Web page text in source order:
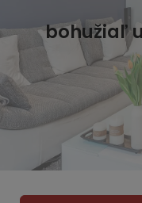
bohužiaľ